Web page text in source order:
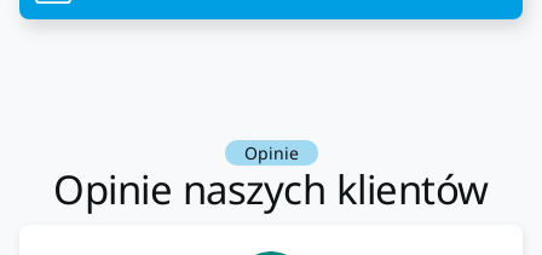
Opinie
Opinie naszych klientów